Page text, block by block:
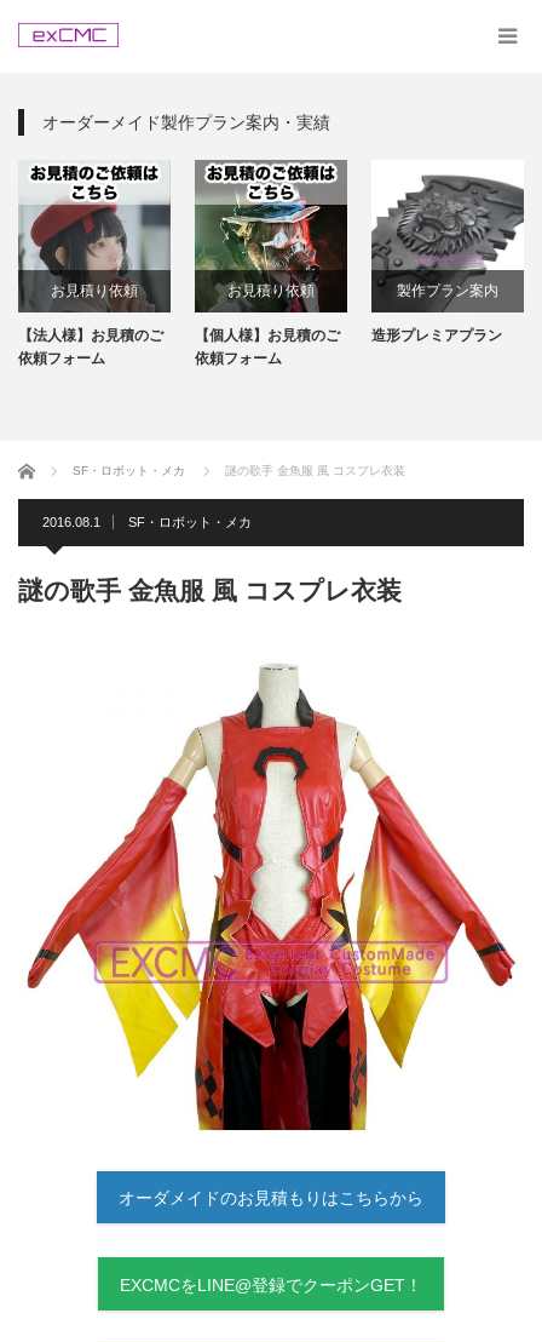
オーダーメイド製作プラン案内・実績
お見積り依頼
【法人様】お見積のご
依頼フォーム
お見積り依頼
【個人様】お見積のご
依頼フォーム
製作プラン案内
造形プレミアプラン
ホーム SF・ロボット・メカ 謎の歌手 金魚服 風 コスプレ衣装
2016.08.1 SF・ロボット・メカ
謎の歌手 金魚服 風 コスプレ衣装
オーダメイドのお見積もりはこちらから
EXCMCをLINE@登録でクーポンGET！